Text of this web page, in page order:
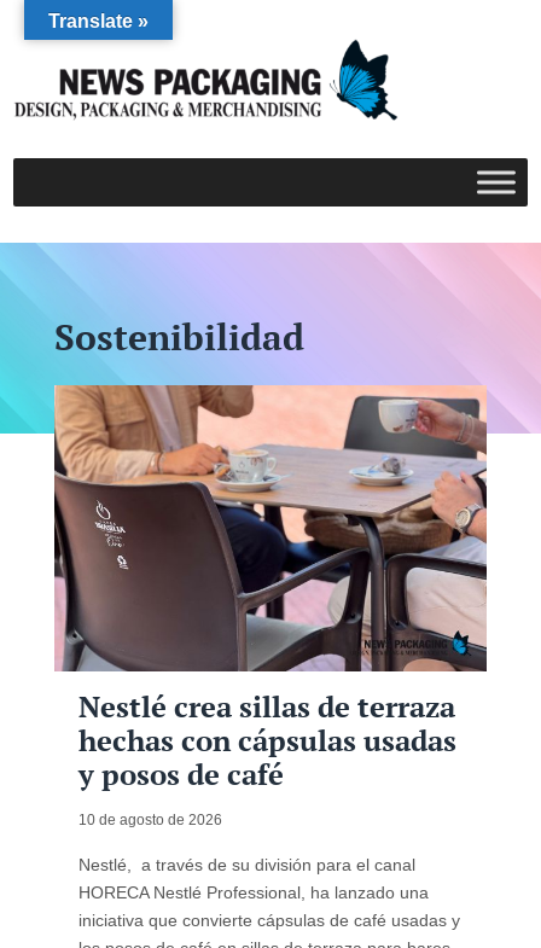
Sostenibilidad
Nestlé crea sillas de terraza
hechas con cápsulas usadas
y posos de café
10 de agosto de 2026
Nestlé, a través de su división para el canal
HORECA Nestlé Professional, ha lanzado una
iniciativa que convierte cápsulas de café usadas y
Translate »